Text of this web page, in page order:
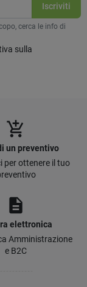
cerca le info di
sulla
add_shopping_cart
un preventivo
per ottenere il tuo
description
elettronica
Amministrazione
e B2C